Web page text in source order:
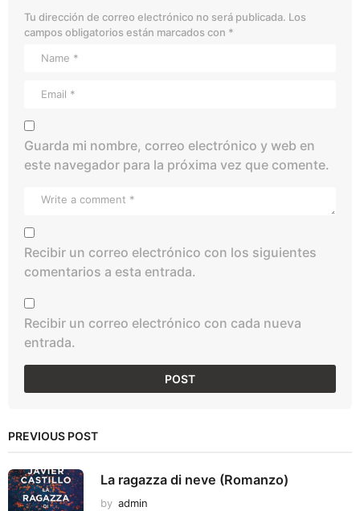
Tu dirección de correo electrónico no será publicada. Los
campos obligatorios están marcados con *
Guarda mi nombre, correo electrónico y web en
este navegador para la próxima vez que comente.
Recibir un correo electrónico con los siguientes
comentarios a esta entrada.
Recibir un correo electrónico con cada nueva
entrada.
PREVIOUS POST
La ragazza di neve (Romanzo)
by admin